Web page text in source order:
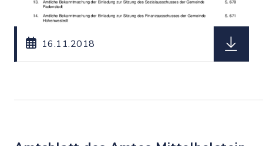
16.11.2018